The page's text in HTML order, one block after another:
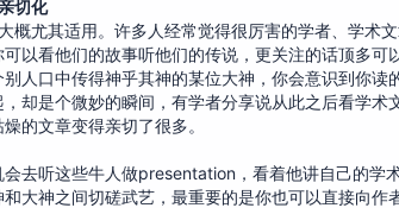
切化
尤其适用。许多人经常觉得很厉害的学者、学术
以看他们的故事听他们的传说，更关注的话顶多
人口中传得神乎其神的某位大神，你会意识到你读
却是个微妙的瞬间，有学者分享说从此之后看学
的文章变得亲切了很多。
去听这些牛人做presentation，看着他讲自己的学
大神之间切磋武艺，最重要的是你也可以直接向